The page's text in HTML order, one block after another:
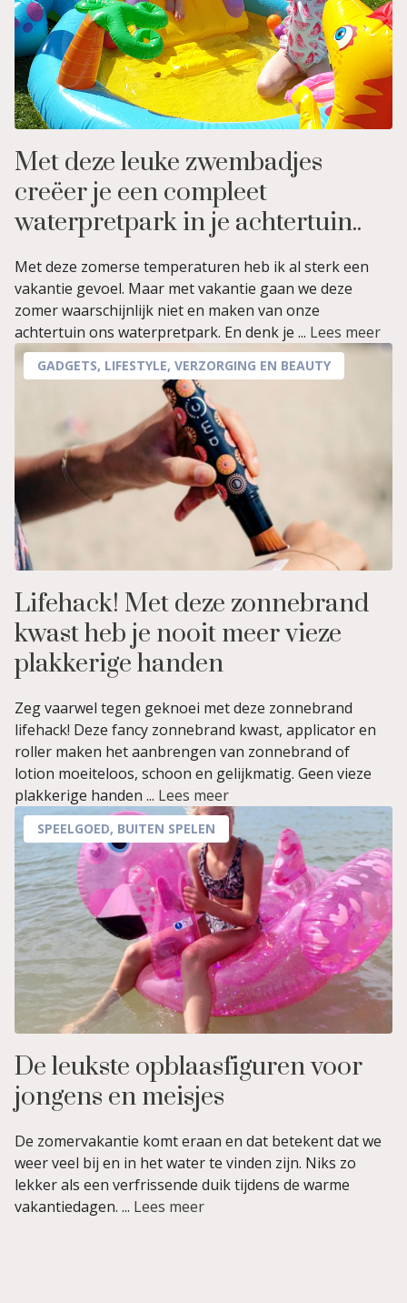
Met deze leuke zwembadjes
creëer je een compleet
waterpretpark in je achtertuin..
Met deze zomerse temperaturen heb ik al sterk een
vakantie gevoel. Maar met vakantie gaan we deze
zomer waarschijnlijk niet en maken van onze
achtertuin ons waterpretpark. En denk je ... Lees meer
GADGETS, LIFESTYLE, VERZORGING EN BEAUTY
Lifehack! Met deze zonnebrand
kwast heb je nooit meer vieze
plakkerige handen
Zeg vaarwel tegen geknoei met deze zonnebrand
lifehack! Deze fancy zonnebrand kwast, applicator en
roller maken het aanbrengen van zonnebrand of
lotion moeiteloos, schoon en gelijkmatig. Geen vieze
plakkerige handen ... Lees meer
SPEELGOED, BUITEN SPELEN
De leukste opblaasfiguren voor
jongens en meisjes
De zomervakantie komt eraan en dat betekent dat we
weer veel bij en in het water te vinden zijn. Niks zo
lekker als een verfrissende duik tijdens de warme
vakantiedagen. ... Lees meer